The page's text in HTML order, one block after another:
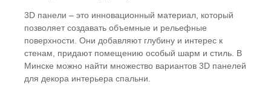
3D панели – это инновационный материал, который
позволяет создавать объемные и рельефные
поверхности. Они добавляют глубину и интерес к
стенам, придают помещению особый шарм и стиль. В
Минске можно найти множество вариантов 3D панелей
для декора интерьера спальни.